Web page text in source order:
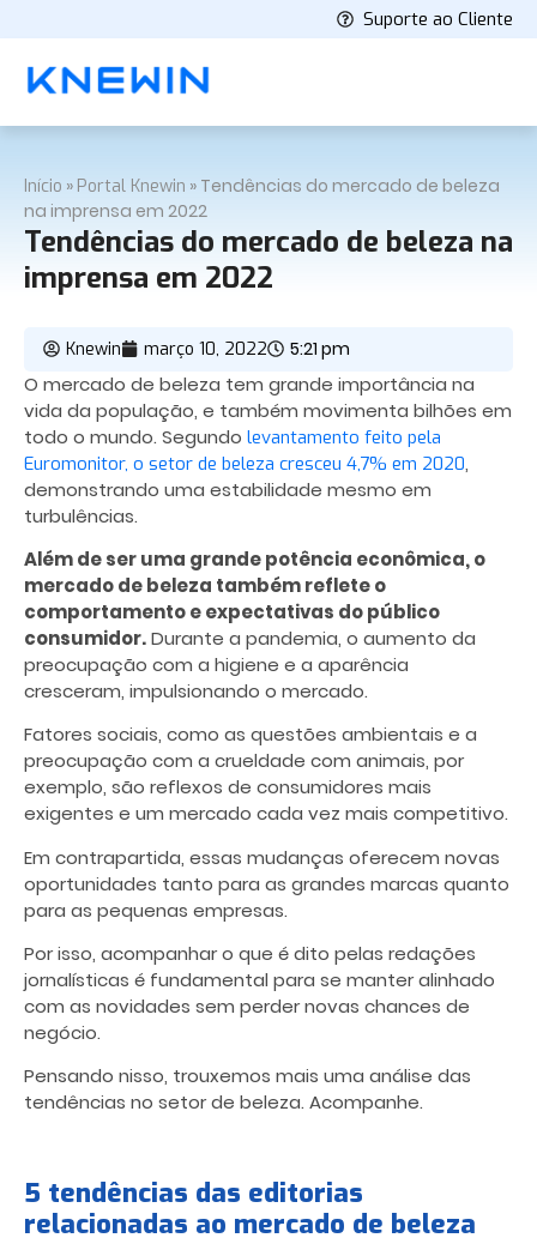
Suporte ao Cliente
Início » Portal Knewin » Tendências do mercado de beleza
na imprensa em 2022
Tendências do mercado de beleza na
imprensa em 2022
Knewin março 10, 2022 5:21 pm
O mercado de beleza tem grande importância na
vida da população, e também movimenta bilhões em
todo o mundo. Segundo levantamento feito pela
Euromonitor, o setor de beleza cresceu 4,7% em 2020,
demonstrando uma estabilidade mesmo em
turbulências.
Além de ser uma grande potência econômica, o
mercado de beleza também reflete o
comportamento e expectativas do público
consumidor.Durante a pandemia, o aumento da
preocupação com a higiene e a aparência
cresceram, impulsionando o mercado.
Fatores sociais, como as questões ambientais e a
preocupação com a crueldade com animais, por
exemplo, são reflexos de consumidores mais
exigentes e um mercado cada vez mais competitivo.
Em contrapartida, essas mudanças oferecem novas
oportunidades tanto para as grandes marcas quanto
para as pequenas empresas.
Por isso, acompanhar o que é dito pelas redações
jornalísticas é fundamental para se manter alinhado
com as novidades sem perder novas chances de
negócio.
Pensando nisso, trouxemos mais uma análise das
tendências no setor de beleza. Acompanhe.
5 tendências das editorias
relacionadas ao mercado de beleza